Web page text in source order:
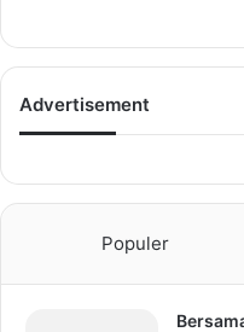
Advertisement
Populer